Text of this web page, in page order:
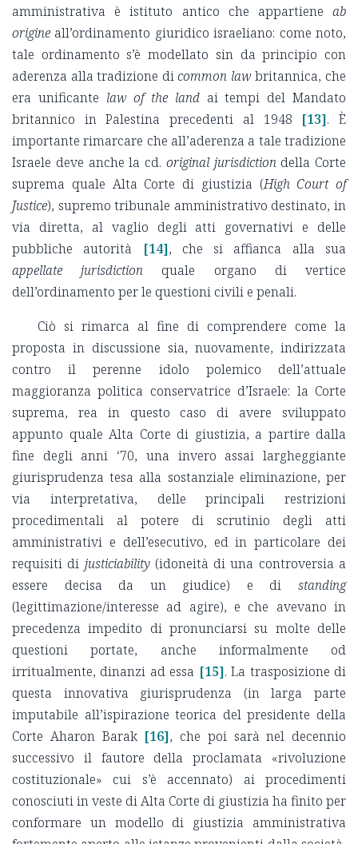
amministrativa è istituto antico che appartiene ab
origine all’ordinamento giuridico israeliano: come noto,
tale ordinamento s’è modellato sin da principio con
aderenza alla tradizione dicommon lawbritannica, che
era unificante law of the landai tempi del Mandato
britannico in Palestina precedenti al 1948
[13]. È
importante rimarcare che all’aderenza a tale tradizione
Israele deve anche la cd. original jurisdiction della Corte
suprema quale Alta Corte di giustizia (High Court of
Justice), supremo tribunale amministrativo destinato, in
via diretta, al vaglio degli atti governativi e delle
pubbliche autorità
[14], che si affianca alla sua
appellate jurisdiction quale organo di vertice
dell’ordinamento per le questioni civili e penali.
Ciò si rimarca al fine di comprendere come la
proposta in discussione sia, nuovamente, indirizzata
contro il perenne idolo polemico dell’attuale
maggioranza politica conservatrice d’Israele: la Corte
suprema, rea in questo caso di avere sviluppato
appunto quale Alta Corte di giustizia, a partire dalla
fine degli anni ‘70, una invero assai largheggiante
giurisprudenza tesa alla sostanziale eliminazione, per
via interpretativa, delle principali restrizioni
procedimentali al potere di scrutinio degli atti
amministrativi e dell’esecutivo, ed in particolare dei
requisiti di justiciability(idoneità di una controversia a
essere decisa da un giudice) e di standing
(legittimazione/interesse ad agire), e che avevano in
precedenza impedito di pronunciarsi su molte delle
questioni portate, anche informalmente od
irritualmente, dinanzi ad essa [15]. La trasposizione di
questa innovativa giurisprudenza (in larga parte
imputabile all’ispirazione teorica del presidente della
Corte Aharon Barak [16], che poi sarà nel decennio
successivo il fautore della proclamata «rivoluzione
costituzionale» cui s’è accennato) ai procedimenti
conosciuti in veste di Alta Corte di giustizia ha finito per
conformare un modello di giustizia amministrativa